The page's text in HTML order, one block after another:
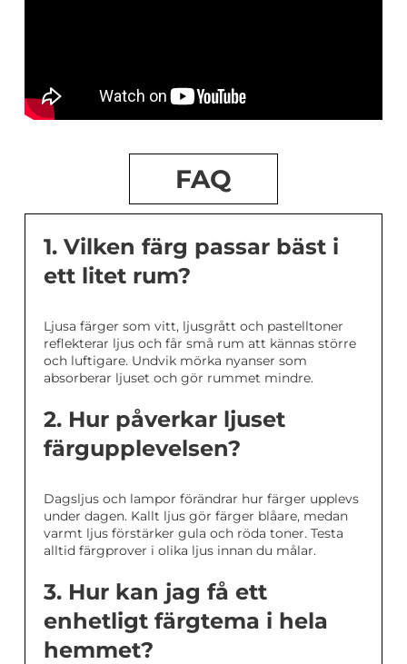
FAQ
1. Vilken färg passar bäst i
ett litet rum?
Ljusa färger som vitt, ljusgrått och pastelltoner
reflekterar ljus och får små rum att kännas större
och luftigare. Undvik mörka nyanser som
absorberar ljuset och gör rummet mindre.
2. Hur påverkar ljuset
färgupplevelsen?
Dagsljus och lampor förändrar hur färger upplevs
under dagen. Kallt ljus gör färger blåare, medan
varmt ljus förstärker gula och röda toner. Testa
alltid färgprover i olika ljus innan du målar.
3. Hur kan jag få ett
enhetligt färgtema i hela
hemmet?